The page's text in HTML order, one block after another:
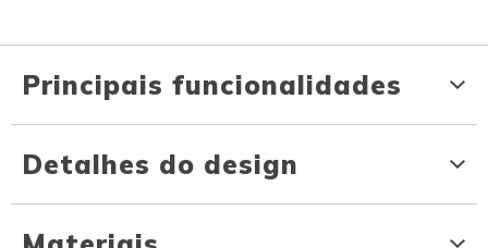
Principais funcionalidades
Detalhes do design